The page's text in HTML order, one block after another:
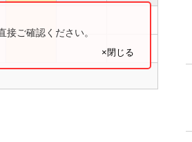
ご確認ください。
×閉じる